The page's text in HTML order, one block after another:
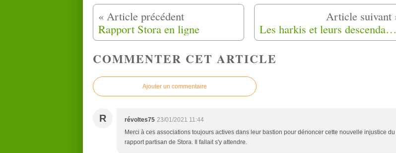
Rapport Stora en ligne Les harkis et leurs descendants s’estiment toujours « indésirables » des mémoires franco-algériennes
COMMENTER CET ARTICLE
Ajouter un commentaire
R révoltes75 23/01/2021 11:44
Merci à ces associations toujours actives dans leur bastion pour dénoncer cette nouvelle injustice du
rapport partisan de Stora. Il fallait s'y attendre.